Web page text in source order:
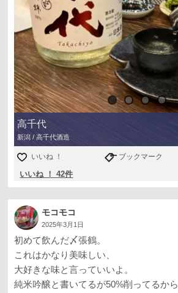
高千代
新潟 / 高千代酒造
いいね ！ ブックマーク
いいね ！ 42件
モコモコ
2025年3月1日
初めて飲んだ〆張鶴。
これはかなり美味しい、
大好きな味と言っていいよ。
純米吟醸と書いてるが50%削ってるから